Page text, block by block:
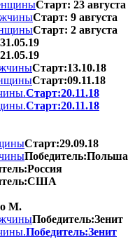
Старт: 23 августа
Старт: 9 августа
Старт: 2 августа
Старт:13.10.18
Старт:09.11.18
Старт:20.11.18
Старт:20.11.18
Старт:29.09.18
Победитель:Польша
М.
Победитель:Зенит
Победитель:Зенит